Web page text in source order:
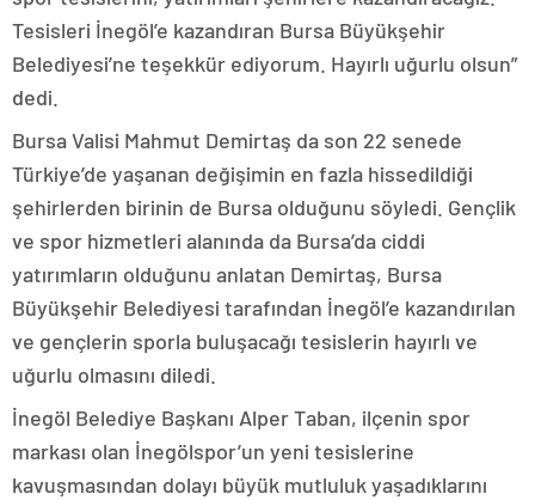
Tesisleri İnegöl’e kazandıran Bursa Büyükşehir
Belediyesi’ne teşekkür ediyorum. Hayırlı uğurlu olsun”
dedi.
Bursa Valisi Mahmut Demirtaş da son 22 senede
Türkiye’de yaşanan değişimin en fazla hissedildiği
şehirlerden birinin de Bursa olduğunu söyledi. Gençlik
ve spor hizmetleri alanında da Bursa’da ciddi
yatırımların olduğunu anlatan Demirtaş, Bursa
Büyükşehir Belediyesi tarafından İnegöl’e kazandırılan
ve gençlerin sporla buluşacağı tesislerin hayırlı ve
uğurlu olmasını diledi.
İnegöl Belediye Başkanı Alper Taban, ilçenin spor
markası olan İnegölspor’un yeni tesislerine
kavuşmasından dolayı büyük mutluluk yaşadıklarını